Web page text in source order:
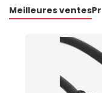
Meilleures ventes